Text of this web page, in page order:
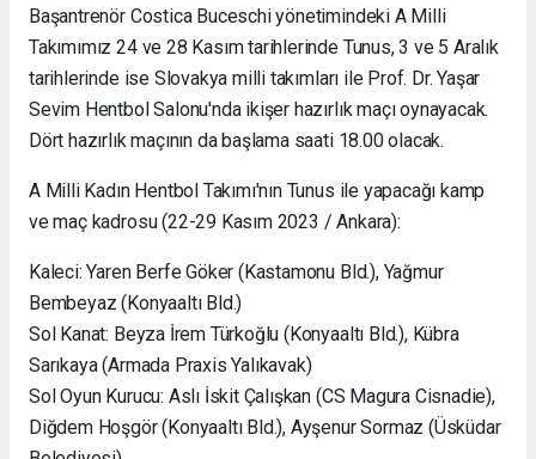
Başantrenör Costica Buceschi yönetimindeki A Milli
Takımımız 24 ve 28 Kasım tarihlerinde Tunus, 3 ve 5 Aralık
tarihlerinde ise Slovakya milli takımları ile Prof. Dr. Yaşar
Sevim Hentbol Salonu'nda ikişer hazırlık maçı oynayacak.
Dört hazırlık maçının da başlama saati 18.00 olacak.
A Milli Kadın Hentbol Takımı'nın Tunus ile yapacağı kamp
ve maç kadrosu (22-29 Kasım 2023 / Ankara):
Kaleci: Yaren Berfe Göker (Kastamonu Bld.), Yağmur
Bembeyaz (Konyaaltı Bld.)
Sol Kanat: Beyza İrem Türkoğlu (Konyaaltı Bld.), Kübra
Sarıkaya (Armada Praxis Yalıkavak)
Sol Oyun Kurucu: Aslı İskit Çalışkan (CS Magura Cisnadie),
Diğdem Hoşgör (Konyaaltı Bld.), Ayşenur Sormaz (Üsküdar